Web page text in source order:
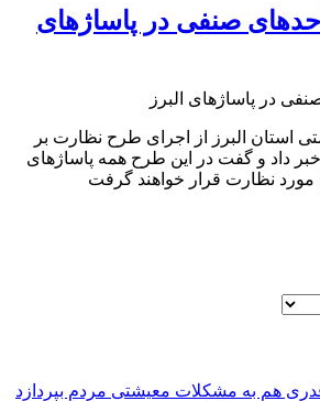
صنفی در پاساژهای
در پاساژهای البرز
استان البرز از اجرای طرح نظارت بر
داد و گفت در این طرح همه پاساژهای
مورد نظارت قرار خواهند گرفت